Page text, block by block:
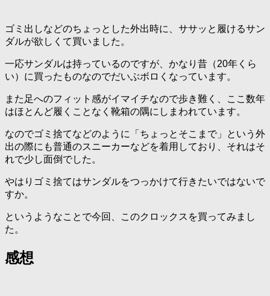
ゴミ出しなどのちょっとした外出時に、ササッと履けるサン
ダルが欲しくて買いました。
一応サンダルは持っているのですが、かなり昔（20年くら
い）に買ったものなのでだいぶボロくなっています。
また足へのフィット感がイマイチなので歩き難く、ここ数年
はほとんど履くことなく靴箱の隅にしまわれています。
なのでゴミ捨てなどのように「ちょっとそこまで」という外
出の際にも普通のスニーカーなどを着用しており、それはそ
れで少し面倒でした。
やはりゴミ捨てはサンダルをつっかけて行きたいではないで
すか。
というようなことで今回、このクロックスを買ってみまし
た。
感想